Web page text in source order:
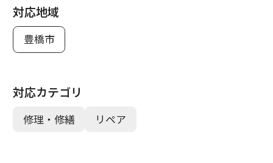
対応地域
豊橋市
対応カテゴリ
修理・修繕 リペア